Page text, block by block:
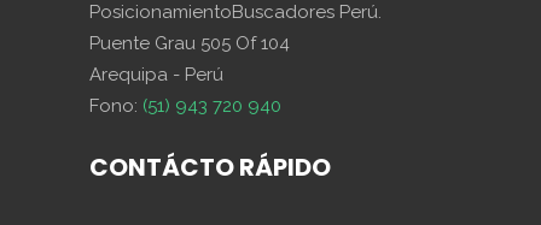
PosicionamientoBuscadores Perú.
Puente Grau 505 Of 104
Arequipa - Perú
Fono: (51) 943 720 940
CONTÁCTO RÁPIDO